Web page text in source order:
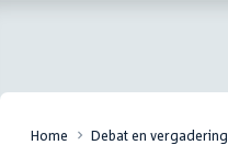
Home Debat en vergadering